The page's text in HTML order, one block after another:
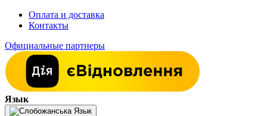
Оплата и доставка
Контакты
Официальные партнеры
Язык
Язык